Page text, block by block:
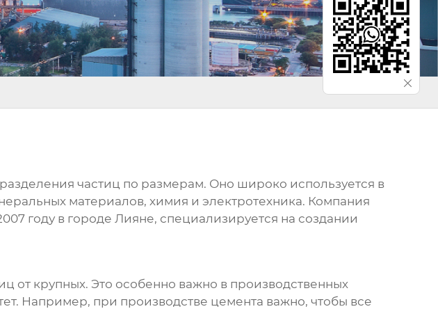
частиц по размерам. Оно широко используется в
материалов, химия и электротехника. Компания
году в городе Лияне, специализируется на создании
от крупных. Это особенно важно в производственных
Например, при производстве цемента важно, чтобы все